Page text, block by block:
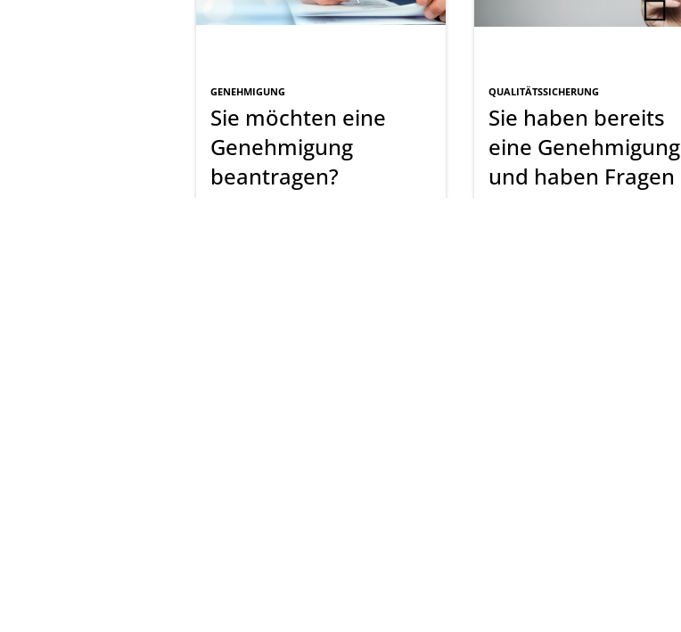
GENEHMIGUNG
Sie möchten eine
Genehmigung
beantragen?
QUALITÄTSSICHERUNG
Sie haben bereits
eine Genehmigung
und haben Fragen